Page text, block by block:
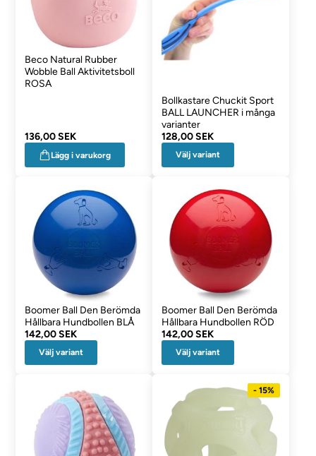
Beco Natural Rubber
Wobble Ball Aktivitetsboll
ROSA
136,00 SEK
Lägg i varukorg
Bollkastare Chuckit Sport
BALL LAUNCHER i många
varianter
128,00 SEK
Välj variant
Boomer Ball Den Berömda
Hållbara Hundbollen BLÅ
142,00 SEK
Välj variant
Boomer Ball Den Berömda
Hållbara Hundbollen RÖD
142,00 SEK
Välj variant
- 15%